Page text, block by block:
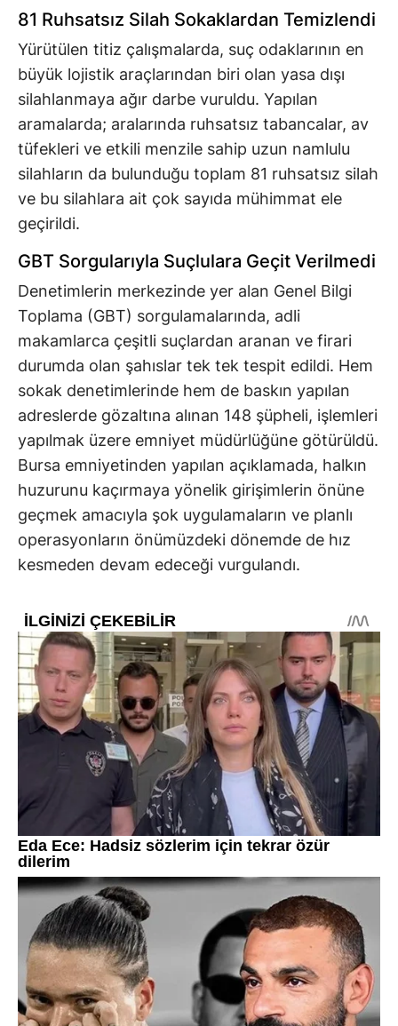
81 Ruhsatsız Silah Sokaklardan Temizlendi
Yürütülen titiz çalışmalarda, suç odaklarının en
büyük lojistik araçlarından biri olan yasa dışı
silahlanmaya ağır darbe vuruldu. Yapılan
aramalarda; aralarında ruhsatsız tabancalar, av
tüfekleri ve etkili menzile sahip uzun namlulu
silahların da bulunduğu toplam 81 ruhsatsız silah
ve bu silahlara ait çok sayıda mühimmat ele
geçirildi.
GBT Sorgularıyla Suçlulara Geçit Verilmedi
Denetimlerin merkezinde yer alan Genel Bilgi
Toplama (GBT) sorgulamalarında, adli
makamlarca çeşitli suçlardan aranan ve firari
durumda olan şahıslar tek tek tespit edildi. Hem
sokak denetimlerinde hem de baskın yapılan
adreslerde gözaltına alınan 148 şüpheli, işlemleri
yapılmak üzere emniyet müdürlüğüne götürüldü.
Bursa emniyetinden yapılan açıklamada, halkın
huzurunu kaçırmaya yönelik girişimlerin önüne
geçmek amacıyla şok uygulamaların ve planlı
operasyonların önümüzdeki dönemde de hız
kesmeden devam edeceği vurgulandı.